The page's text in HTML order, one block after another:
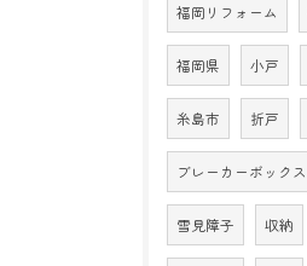
福岡リフォーム
福岡県 小戸
糸島市 折戸
ブレーカーボックス
雪見障子 収納